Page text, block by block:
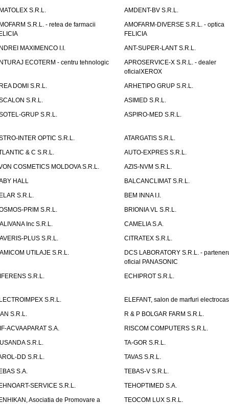
S.R.L.
AMDENT-BV S.R.L.
S.R.L. - retea de farmacii
AMOFARM-DIVERSE S.R.L. - optica
FELICIA
MAXIMENCO I.I.
ANT-SUPER-LANT S.R.L.
ECOTERM - centru tehnologic
APROSERVICE-X S.R.L. - dealer
oficialXEROX
DOMI S.R.L.
ARHETIPO GRUP S.R.L.
S.R.L.
ASIMED S.R.L.
GRUP S.R.L.
ASPIRO-MED S.R.L.
INTER OPTIC S.R.L.
ATARGATIS S.R.L.
& C S.R.L.
AUTO-EXPRES S.R.L.
COSMETICS MOLDOVA S.R.L.
AZIS-NVM S.R.L.
HALL
BALCANCLIMAT S.R.L.
S.R.L.
BEM INNA I.I.
PRIM S.R.L.
BRIONIA VL S.R.L.
Inc S.R.L.
CAMELIA S.A.
PLUS S.R.L.
CITRATEX S.R.L.
UTILAJE S.R.L.
DCS LABORATORY S.R.L. -
oficial PANASONIC
S.R.L.
ECHIPROT S.R.L.
S.R.L.
ELEFANT, salon de marfuri
S.R.L.
R & P BOLGAR FARM S.R.L.
ACVAAPARAT S.A.
RISCOM COMPUTERS S.R.L.
S.R.L.
TA-GOR S.R.L.
DD S.R.L.
TAVAS S.R.L.
S.A.
TEBAS-V S.R.L.
SERVICE S.R.L.
TEHOPTIMED S.A.
Asociatia de Promovare a
TEOCOM LUX S.R.L.